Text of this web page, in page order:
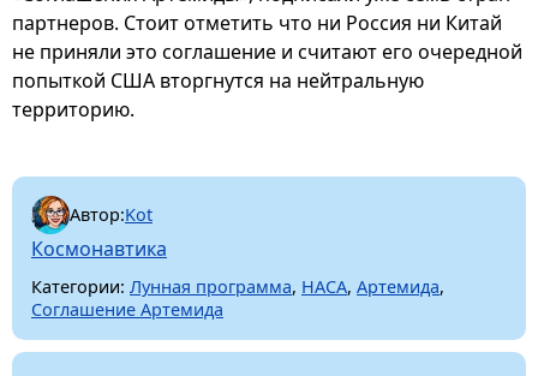
партнеров. Стоит отметить что ни Россия ни Китай
не приняли это соглашение и считают его очередной
попыткой США вторгнутся на нейтральную
территорию.
Автор:Kot
Космонавтика
Категории: Лунная программа, НАСА, Артемида,
Соглашение Артемида